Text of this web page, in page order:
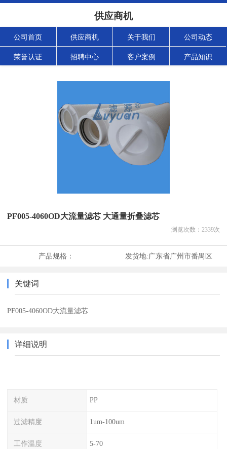
供应商机
公司首页 供应商机 关于我们 公司动态
荣誉认证 招聘中心 客户案例 产品知识
PF005-4060OD大流量滤芯 大通量折叠滤芯
浏览次数： 2339次
产品规格： 发货地:广东省广州市番禺区
关键词
PF005-4060OD大流量滤芯
详细说明
材质 PP
过滤精度 1um-100um
工作温度 5-70